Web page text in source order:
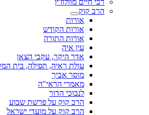
רבי חיים מוולוז'ין
הרב קוק
אורות
אורות הקודש
אורות התורה
עין איה
אדר היקר, עקבי הצאן
עולת ראיה, תפילה, בית
מוסר אביך
מאמרי הראי"ה
לנבוכי הדור
הרב קוק על פרשת שבוע
הרב קוק על מועדי ישראל